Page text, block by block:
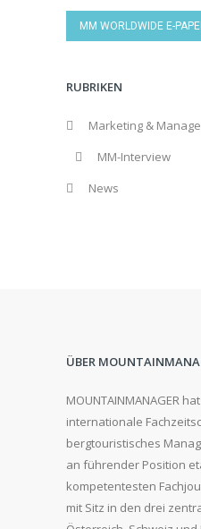
MM WORLDWIDE E-
RUBRIKEN
Marketing &
MM-Interview
News
ÜBER
MOUNTAINMANAGER
internationale
bergtouristisches
an führender Position
kompetentesten
mit Sitz in den drei